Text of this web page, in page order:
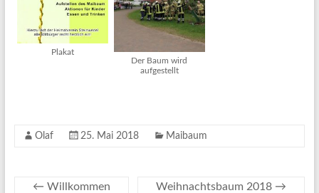
Plakat
Der Baum wird
aufgestellt
Olaf 25. Mai 2018 Maibaum
← Willkommen Weihnachtsbaum 2018 →